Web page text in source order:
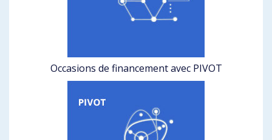
Occasions de financement avec PIVOT